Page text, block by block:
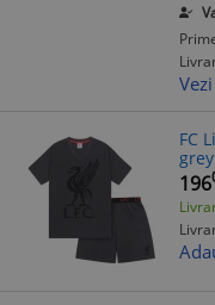
FC
grey
196